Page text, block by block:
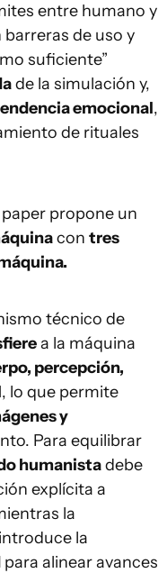
entre humano y
barreras de uso y
suficiente”
de la simulación y,
emocional,
de rituales
propone un
con tres
técnico de
a la máquina
percepción,
, lo que permite
y
Para equilibrar
humanistadebe
explícita a
la
introduce la
para alinear avances